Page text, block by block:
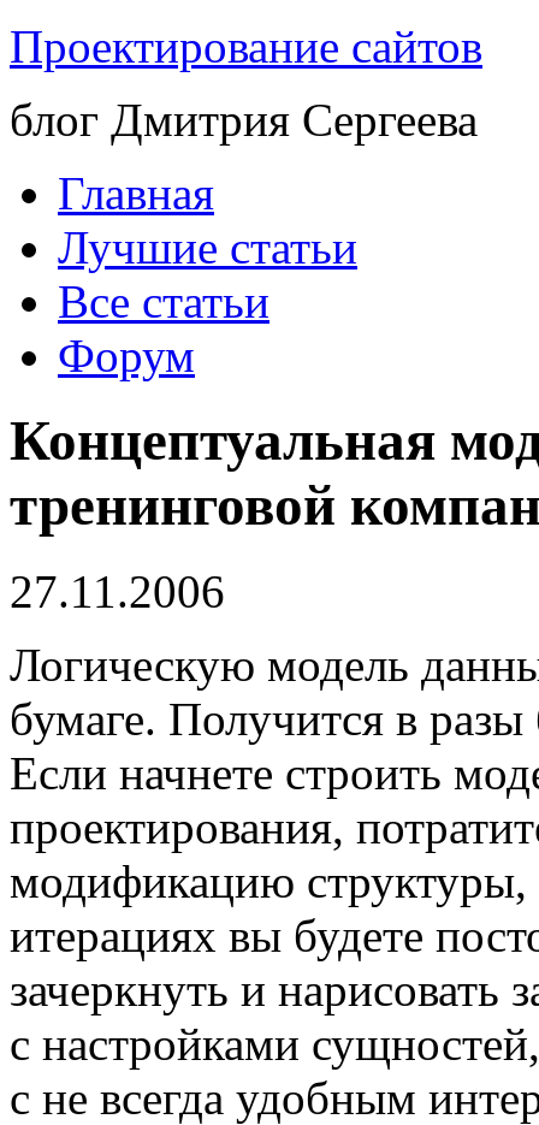
Проектирование сайтов
блог Дмитрия Сергеева
Главная
Лучшие статьи
Все статьи
Форум
Концептуальная
тренинговой
27.11.2006
Логическую модель
бумаге. Получится в
Если начнете строить
проектирования,
модификацию структуры,
итерациях вы будете
зачеркнуть и
с настройками
с не всегда удобным